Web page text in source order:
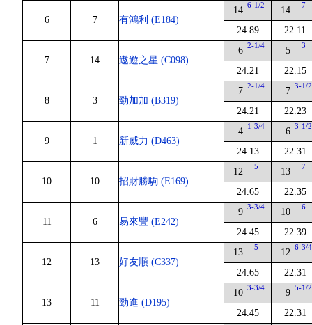
6 7 有鴻利 (E184)
14 6-1/2
24.89
14 7
22.11
7 14 遨遊之星 (C098)
6 2-1/4
24.21
5 3
22.15
8 3 勁加加 (B319)
7 2-1/4
24.21
7 3-1/2
22.23
9 1 新威力 (D463)
4 1-3/4
24.13
6 3-1/2
22.31
10 10 招財勝駒 (E169)
12 5
24.65
13 7
22.35
11 6 易來豐 (E242)
9 3-3/4
24.45
10 6
22.39
12 13 好友順 (C337)
13 5
24.65
12 6-3/4
22.31
13 11 勁進 (D195)
10 3-3/4
24.45
9 5-1/2
22.31